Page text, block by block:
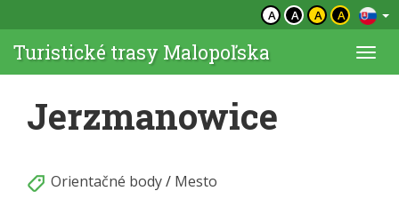
A A A A
Turistické trasy Malopoľska
Jerzmanowice
Orientačné body/ Mesto